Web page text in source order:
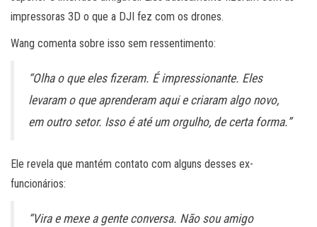
impressoras 3D o que a DJI fez com os drones.
Wang comenta sobre isso sem ressentimento:
“Olha o que eles fizeram. É impressionante. Eles
levaram o que aprenderam aqui e criaram algo novo,
em outro setor. Isso é até um orgulho, de certa forma.”
Ele revela que mantém contato com alguns desses ex-
funcionários:
“Vira e mexe a gente conversa. Não sou amigo